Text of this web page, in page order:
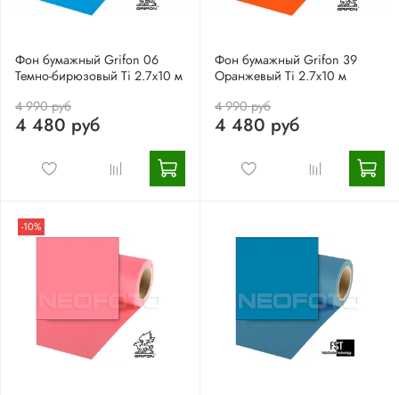
Фон бумажный Grifon 06
Темно-бирюзовый Ti 2.7х10 м
4 990 руб
4 480 руб
Фон бумажный Grifon 39
Оранжевый Ti 2.7х10 м
4 990 руб
4 480 руб
-10%